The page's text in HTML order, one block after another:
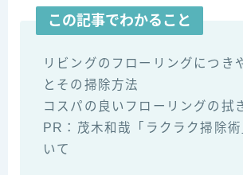
この記事でわかること
リビングのフローリングにつき
とその掃除方法
コスパの良いフローリングの拭
PR：茂木和哉「ラクラク掃除
いて